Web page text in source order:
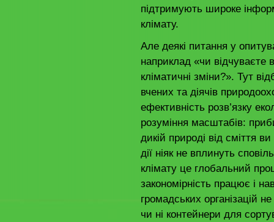
підтримують широке
клімату.
Але деякі питання у
наприклад «чи відчуваєте
кліматичні зміни?». Тут
вчених та діячів
ефективність розв’язку
розуміння масштабів:
дикій природі від сміття
дії ніяк не вплинуть
клімату це глобальний
закономірність працює і
громадських організацій
чи ні контейнери для